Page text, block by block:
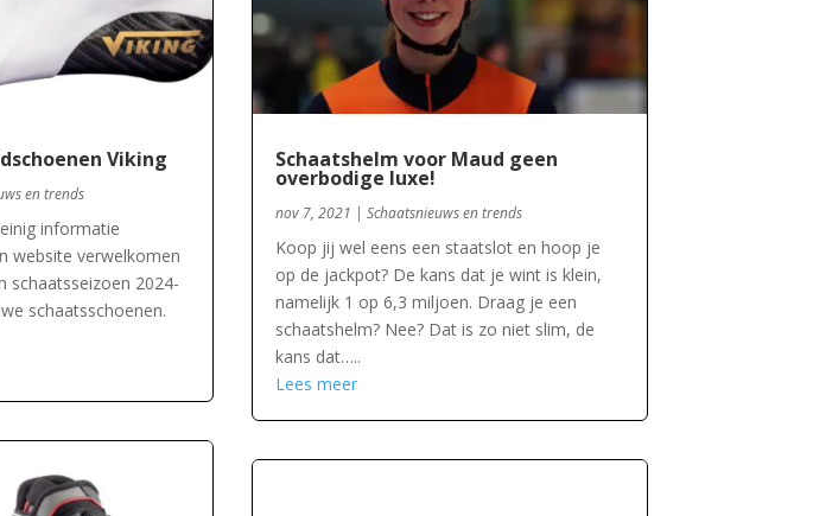
Viking
en trends
informatie
website verwelkomen
schaatsseizoen 2024-
schaatsschoenen.
Schaatshelm voor Maud geen
overbodige luxe!
nov 7, 2021 | Schaatsnieuws en trends
Koop jij wel eens een staatslot en hoop je
op de jackpot? De kans dat je wint is klein,
namelijk 1 op 6,3 miljoen. Draag je een
schaatshelm? Nee? Dat is zo niet slim, de
kans dat…..
Lees meer